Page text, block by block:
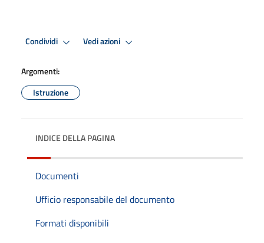
Condividi Vedi azioni
Argomenti:
Istruzione
INDICE DELLA PAGINA
Documenti
Ufficio responsabile del documento
Formati disponibili